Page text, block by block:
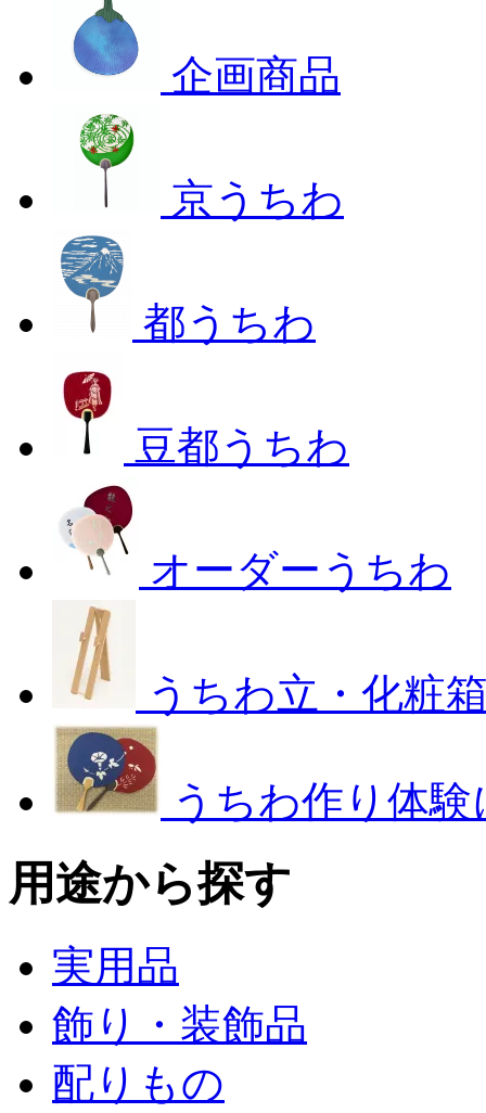
企画商品
京うちわ
都うちわ
豆都うちわ
オーダーうちわ
うちわ立・化粧
うちわ作り体
用途から探す
実用品
飾り・装飾品
配りもの